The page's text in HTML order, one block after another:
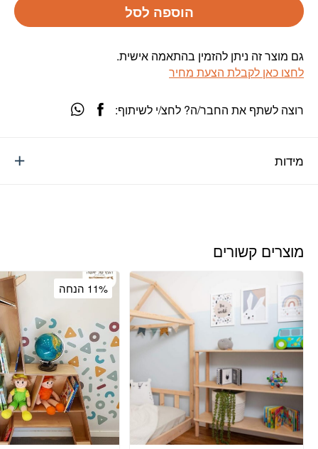
הוספה לסל
גם מוצר זה ניתן להזמין בהתאמה אישית.
לחצו כאן לקבלת הצעת מחיר
מידות
רוצה לשתף את החבר/ה? לחצ/י לשיתוף:
מוצרים קשורים
11% הנחה